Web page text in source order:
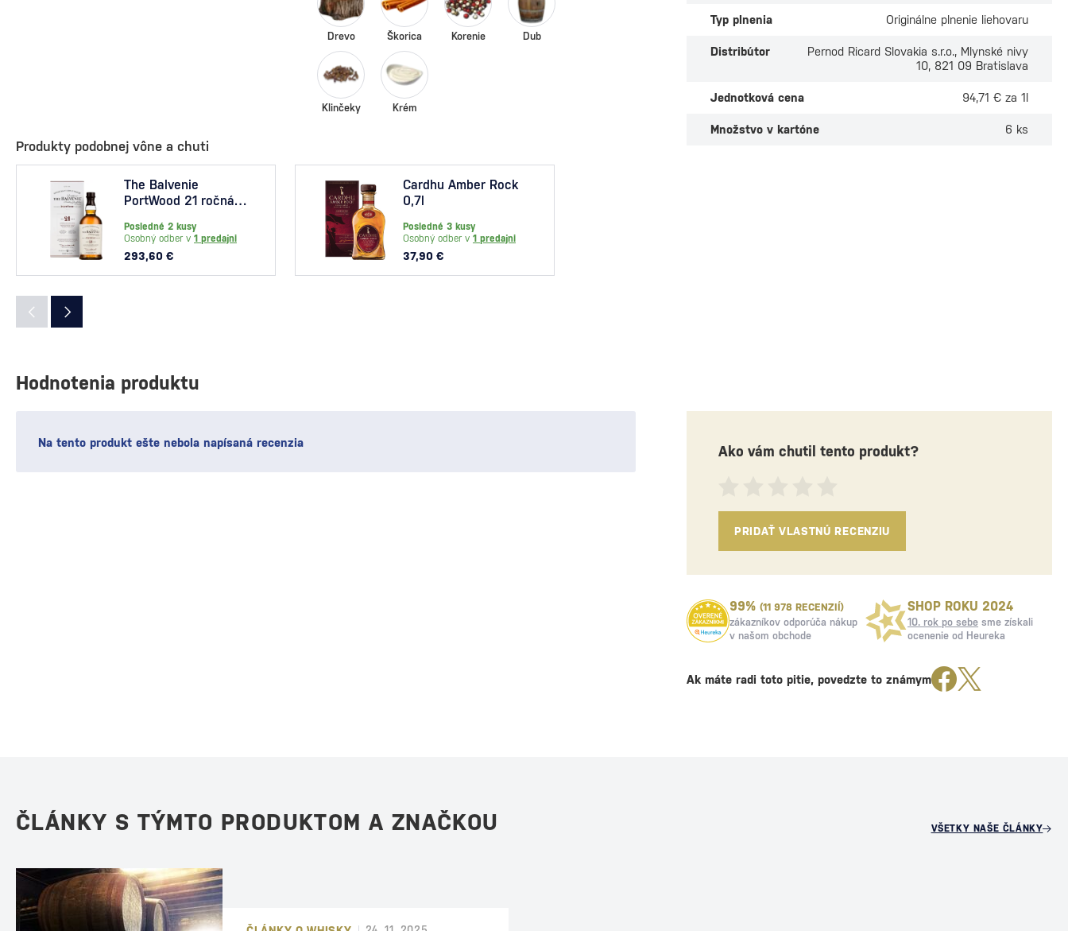
Drevo Škorica Korenie Dub
Klinčeky Krém
Produkty podobnej vône a chuti
The Balvenie
PortWood 21 ročná
Posledné 2 kusy
Osobný odber v 1 predajni
293,60 €
Cardhu Amber Rock
0,7l
Posledné 3 kusy
Osobný odber v 1 predajni
37,90 €
Typ plnenia Originálne plnenie liehovaru
Distribútor
Pernod Ricard Slovakia s.r.o., Mlynské nivy
10, 821 09 Bratislava
Jednotková cena 94,71 € za 1l
Množstvo v kartóne 6 ks
Hodnotenia produktu
Na tento produkt ešte nebola napísaná recenzia
Ako vám chutil tento produkt?
PRIDAŤ VLASTNÚ RECENZIU
99% (11 978 RECENZIÍ)
zákazníkov odporúča nákup
v našom obchode
SHOP ROKU 2024
10. rok po sebe sme získali
ocenenie od Heureka
Ak máte radi toto pitie, povedzte to známym
ČLÁNKY S TÝMTO PRODUKTOM A ZNAČKOU VŠETKY NAŠE ČLÁNKY